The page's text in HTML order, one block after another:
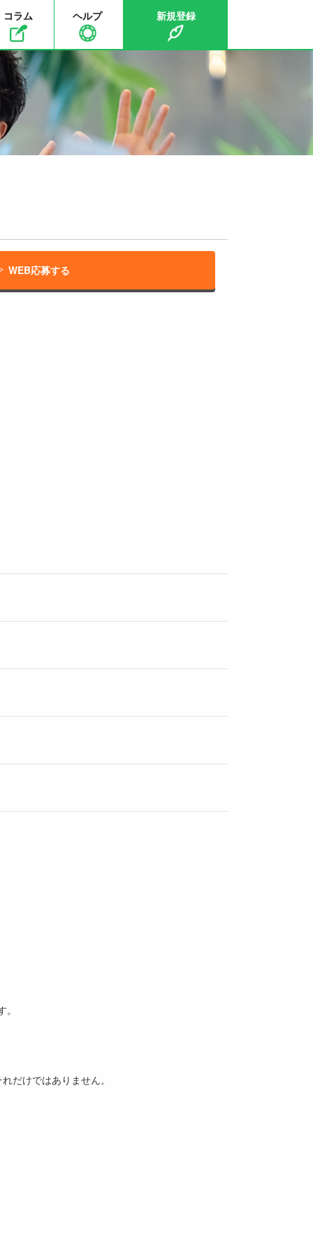
コラム ヘルプ 新規登録
WEB応募する
だけではありません。